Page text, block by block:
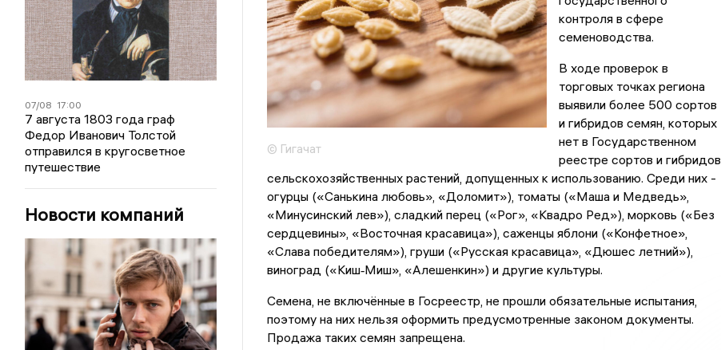
07/08 17:00
7 августа 1803 года граф
Федор Иванович Толстой
отправился в кругосветное
путешествие
Новости компаний
© Гигачат
контроля в сфере
семеноводства.
В ходе проверок в
торговых точках региона
выявили более 500 сортов
и гибридов семян, которых
нет в Государственном
реестре сортов и гибридов
сельскохозяйственных растений, допущенных к использованию. Среди них -
огурцы («Санькина любовь», «Доломит»), томаты («Маша и Медведь»,
«Минусинский лев»), сладкий перец («Рог», «Квадро Ред»), морковь («Без
сердцевины», «Восточная красавица»), саженцы яблони («Конфетное»,
«Слава победителям»), груши («Русская красавица», «Дюшес летний»),
виноград («Киш‑Миш», «Алешенкин») и другие культуры.
Семена, не включённые в Госреестр, не прошли обязательные испытания,
поэтому на них нельзя оформить предусмотренные законом документы.
Продажа таких семян запрещена.